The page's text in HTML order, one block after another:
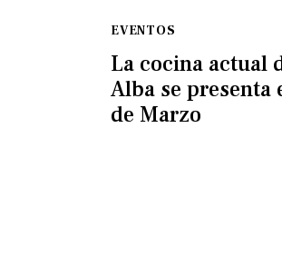
EVENTOS
La cocina actual
Alba se presenta
de Marzo